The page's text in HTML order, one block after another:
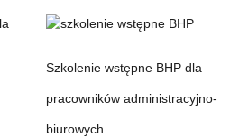
Szkolenie wstępne BHP dla
pracowników administracyjno-
biurowych